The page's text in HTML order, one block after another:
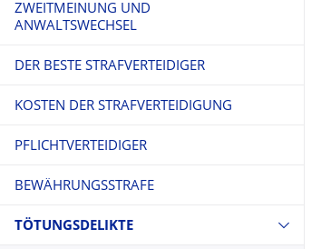
ZWEITMEINUNG UND
ANWALTSWECHSEL
DER BESTE STRAFVERTEIDIGER
KOSTEN DER STRAFVERTEIDIGUNG
PFLICHTVERTEIDIGER
BEWÄHRUNGSSTRAFE
TÖTUNGSDELIKTE